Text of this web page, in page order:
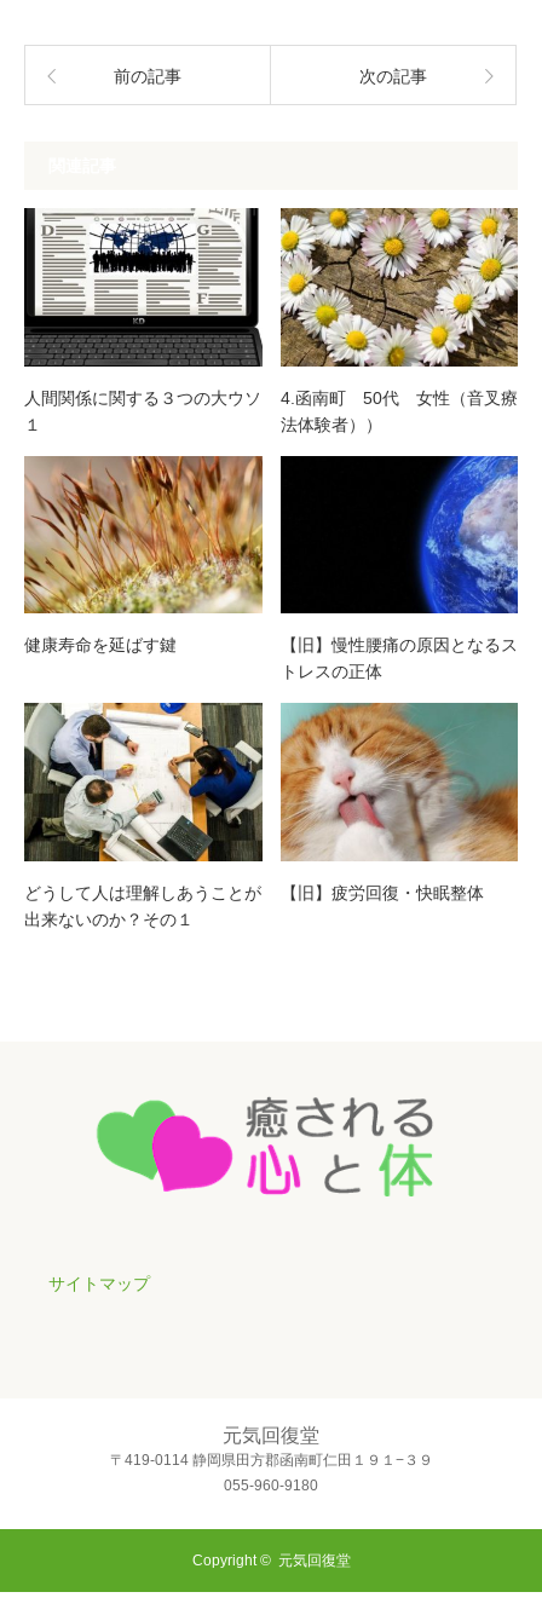
前の記事 次の記事
人間関係に関する３つの大ウソ
１
4.函南町 50代 女性（音叉療
法体験者））
健康寿命を延ばす鍵
【旧】慢性腰痛の原因となるス
トレスの正体
どうして人は理解しあうことが
出来ないのか？その１
【旧】疲労回復・快眠整体
サイトマップ
元気回復堂
〒419-0114 静岡県田方郡函南町仁田１９１−３９
055-960-9180
Copyright © 元気回復堂